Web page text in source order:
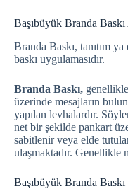
Başıbüyük Branda
Branda Baskı, tanıtım
baskı uygulamasıdır.
Branda Baskı,
üzerinde mesajların
yapılan levhalardır.
net bir şekilde pankart
sabitlenir veya elde
ulaşmaktadır. Genellikle
Başıbüyük Branda Baskı